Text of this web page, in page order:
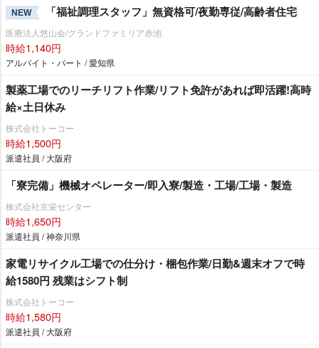
NEW 「福祉調理スタッフ」無資格可/夜勤専従/高齢者住宅
医療法人悠山会/グランドファミリア赤池
時給1,140円
アルバイト・パート / 愛知県
製薬工場でのリーチリフト作業/リフト免許があれば即活躍!高時
給×土日休み
株式会社トーコー
時給1,500円
派遣社員 / 大阪府
「寮完備」機械オペレーター/即入寮/製造・工場/工場・製造
株式会社京栄センター
時給1,650円
派遣社員 / 神奈川県
家電リサイクル工場での仕分け・梱包作業/日勤&週末オフで時
給1580円 残業はシフト制
株式会社トーコー
時給1,580円
派遣社員 / 大阪府